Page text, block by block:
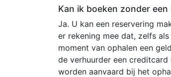
Kan ik boeken zonder
Ja. U kan een reservering
er rekening mee dat, zelfs
moment van ophalen een
de verhuurder een
worden aanvaard bij het